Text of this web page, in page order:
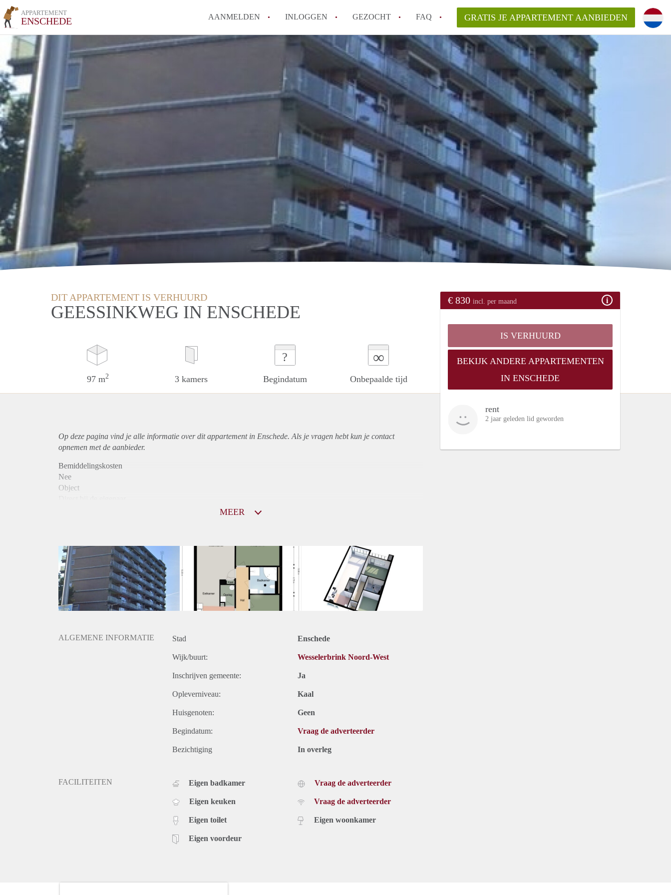
APPARTEMENT
ENSCHEDE AANMELDEN INLOGGEN GEZOCHT FAQ
How to translate AppartementEnschede!
Wat is AppartementEnschede?
Hoeveel kost het om te reageren op een Appartement in Enschede?
Wat is de privacyverklaring van AppartementEnschede?
Berekent AppartementEnschede
makelaarsvergoeding/bemiddelingsvergoeding?
Alle veelgestelde vragen
GRATIS JE APPARTEMENT AANBIEDEN
DIT APPARTEMENT IS VERHUURD
GEESSINKWEG IN ENSCHEDE
97 m2 3 kamers
?
Begindatum
∞
Onbepaalde tijd
€ 830 incl. per maand
IS VERHUURD
BEKIJK ANDERE APPARTEMENTEN
IN ENSCHEDE
rent
2 jaar geleden lid geworden
Op deze pagina vind je alle informatie over ditappartementin Enschede. Als je vragen hebt kun je contact
opnemen met de aanbieder.
Bemiddelingskosten
Nee
Object
Huurtoeslag
Mogelijk
Inkomen eis
N.V.T.
Huurtermijn
Onbepaalde termijn
MEER
ALGEMENE INFORMATIE Stad Enschede
Wijk/buurt: Wesselerbrink Noord-West
Inschrijven gemeente: Ja
Opleverniveau: Kaal
Huisgenoten: Geen
Begindatum: Vraag de adverteerder
Bezichtiging In overleg
FACILITEITEN Eigen badkamer
Eigen keuken
Eigen toilet
Eigen voordeur
Vraag de adverteerder
Vraag de adverteerder
Eigen woonkamer